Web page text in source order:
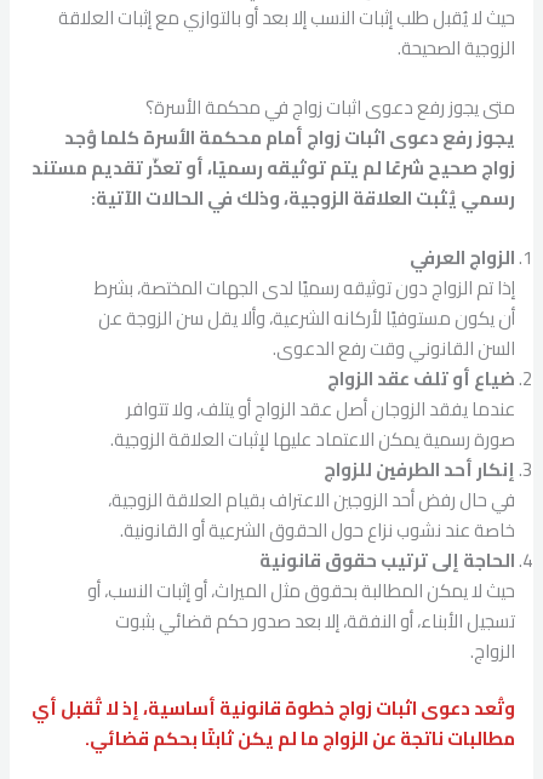
حيث لا يُقبل طلب إثبات النسب إلا بعد أو بالتوازي مع إثبات العلاقة
الزوجية الصحيحة.
متى يجوز رفع دعوى اثبات زواج في محكمة الأسرة؟
يجوز رفع دعوى اثبات زواج أمام محكمة الأسرة كلما وُجد
زواج صحيح شرعًا لم يتم توثيقه رسميًا، أو تعذّر تقديم مستند
رسمي يُثبت العلاقة الزوجية، وذلك في الحالات الآتية:
الزواج العرفي
إذا تم الزواج دون توثيقه رسميًا لدى الجهات المختصة، بشرط
أن يكون مستوفيًا لأركانه الشرعية، وألا يقل سن الزوجة عن
السن القانوني وقت رفع الدعوى.
ضياع أو تلف عقد الزواج
عندما يفقد الزوجان أصل عقد الزواج أو يتلف، ولا تتوافر
صورة رسمية يمكن الاعتماد عليها لإثبات العلاقة الزوجية.
إنكار أحد الطرفين للزواج
في حال رفض أحد الزوجين الاعتراف بقيام العلاقة الزوجية،
خاصة عند نشوب نزاع حول الحقوق الشرعية أو القانونية.
الحاجة إلى ترتيب حقوق قانونية
حيث لا يمكن المطالبة بحقوق مثل الميراث، أو إثبات النسب، أو
تسجيل الأبناء، أو النفقة، إلا بعد صدور حكم قضائي بثبوت
الزواج.
وتُعد دعوى اثبات زواج خطوة قانونية أساسية، إذ لا تُقبل أي
مطالبات ناتجة عن الزواج ما لم يكن ثابتًا بحكم قضائي.